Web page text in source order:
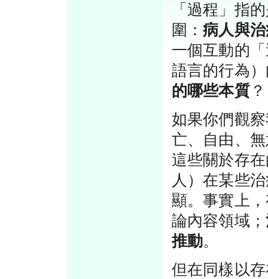
「過程」指
圍：病人與
一個互動的
語言的行為
的哪些本質？
如果你們觀
亡、自由、
這些關於存
人）在某些
顯。事實上
論內容領域；
推動。
但在同樣以